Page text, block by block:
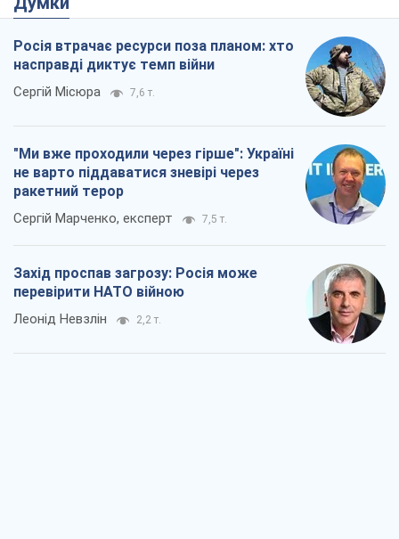
Росія втрачає ресурси поза планом: хто
насправді диктує темп війни
Сергій Місюра 7,6 т.
"Ми вже проходили через гірше": Україні
не варто піддаватися зневірі через
ракетний терор
Сергій Марченко, експерт 7,5 т.
Захід проспав загрозу: Росія може
перевірити НАТО війною
Леонід Невзлін 2,2 т.